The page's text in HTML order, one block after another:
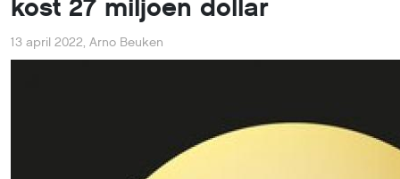
kost 27 miljoen dollar
13 april 2022, Arno Beuken